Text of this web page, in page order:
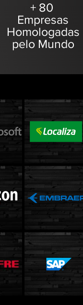
+ 80
Empresas
Homologadas
pelo Mundo